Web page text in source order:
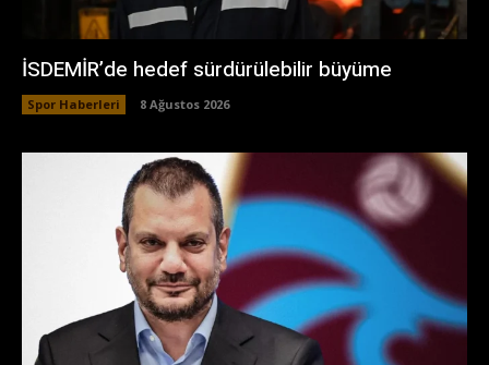
İSDEMİR’de hedef sürdürülebilir büyüme
Spor Haberleri 8 Ağustos 2026